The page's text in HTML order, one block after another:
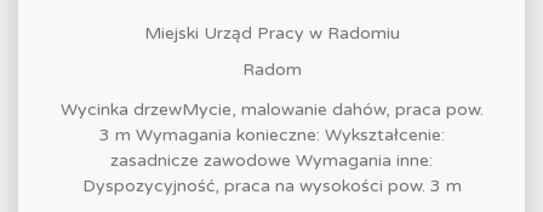
Miejski Urząd Pracy w Radomiu
Radom
Wycinka drzewMycie, malowanie dahów, praca pow.
3 m Wymagania konieczne: Wykształcenie:
zasadnicze zawodowe Wymagania inne:
Dyspozycyjność, praca na wysokości pow. 3 m